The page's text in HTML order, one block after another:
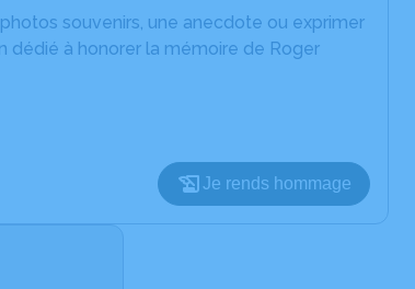
souvenirs, une anecdote ou exprimer
dédié à honorer la mémoire de Roger
Je rends hommage